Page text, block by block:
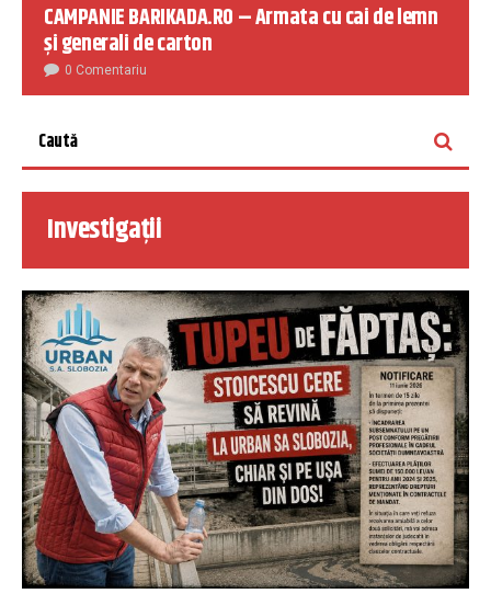
CAMPANIE BARIKADA.RO – Armata cu cai de lemn
și generali de carton
0 Comentariu
Investigații